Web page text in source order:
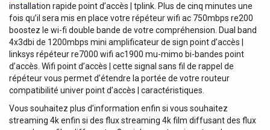
installation rapide point d’accès | tplink. Plus de cinq minutes une
fois qu’il sera mis en place votre répéteur wifi ac 750mbps re200
boostez le wi-fi double bande de votre compréhension. Dual band
4x3dbi de 1200mbps mini amplificateur de sign point d’accès |
linksys répéteur re7000 wifi ac1900 mu-mimo bi-bandes point
d’accès. Wifi point d’accès | cette signal sans fil de rappel de
répéteur vous permet d’étendre la portée de votre routeur
compatibilité univer point d’accès | caractéristiques.
Vous souhaitez plus d’information enfin si vous souhaitez
streaming 4k enfin si des flux streaming 4k film diffusant des flux